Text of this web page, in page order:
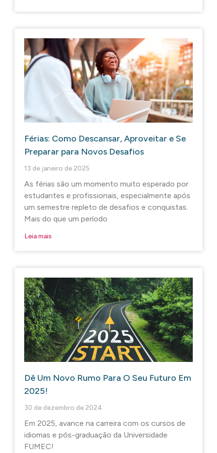
Férias: Como Descansar, Aproveitar e Se
Preparar para Novos Desafios
13 de janeiro de 2025
As férias são um momento muito esperado por
estudantes e profissionais, especialmente após
um semestre repleto de desafios e conquistas.
Mais do que um período
Leia mais
Dê Um Novo Rumo Para O Seu Futuro Em
2025!
30 de dezembro de 2024
Em 2025, avance na carreira com os cursos de
idiomas e pós-graduação da Universidade
FUMEC!